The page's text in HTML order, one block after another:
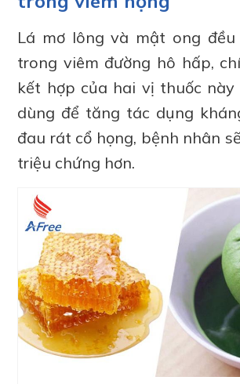
Lá mơ lông và mật ong
trong viêm đường hô hấp,
kết hợp của hai vị thuốc này
dùng để tăng tác dụng
đau rát cổ họng, bệnh nhân
triệu chứng hơn.